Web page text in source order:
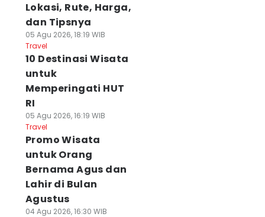
Lokasi, Rute, Harga,
dan Tipsnya
05 Agu 2026, 18:19 WIB
Travel
10 Destinasi Wisata
untuk
Memperingati HUT
RI
05 Agu 2026, 16:19 WIB
Travel
Promo Wisata
untuk Orang
Bernama Agus dan
Lahir di Bulan
Agustus
04 Agu 2026, 16:30 WIB